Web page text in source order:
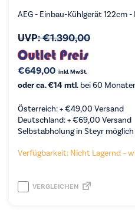
AEG - Einbau-Kühlgerät 122cm -
UVP:€1.390,00
€649,00 inkl. MwSt.
oder ca. €14 mtl. bei 60
Österreich: +€49,00 Versand
Deutschland: +€69,00 Versand
Selbstabholung in Steyr möglich
Verfügbarkeit: Nicht Lagernd –
VERGLEICHEN